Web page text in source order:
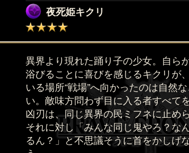
夜死姫キクリ
異界より現れた踊り子の少女。自ら
浴びることに喜びを感じるキクリが
いる場所“戦場”へ向かったのは自然
い。敵味方問わず目に入る者すべて
凶刃は、同じ異界の民ミフネに止め
それに対し「みんな同じ鬼やろ？な
るん？」と不思議そうに首をかしげ